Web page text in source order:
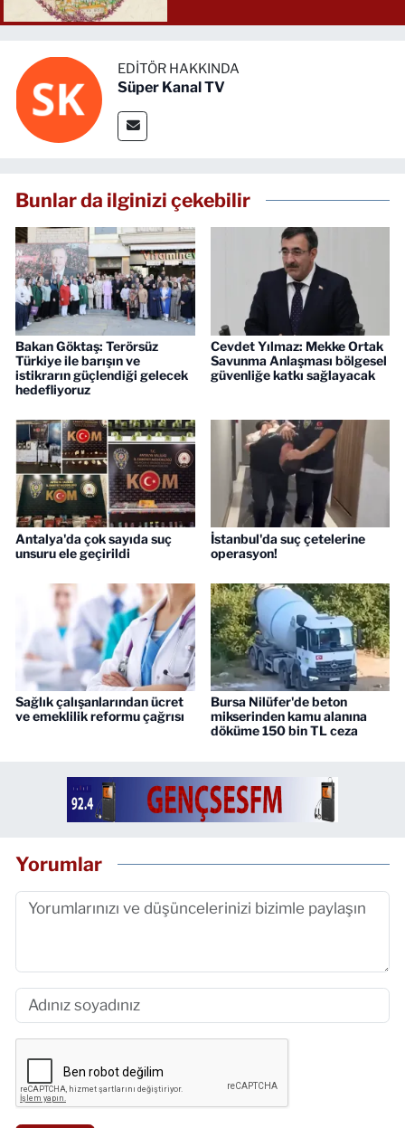
EDITÖR HAKKINDA
Süper Kanal TV
Bunlar da ilginizi çekebilir
Bakan Göktaş: Terörsüz
Türkiye ile barışın ve
istikrarın güçlendiği gelecek
hedefliyoruz
Cevdet Yılmaz: Mekke Ortak
Savunma Anlaşması bölgesel
güvenliğe katkı sağlayacak
Antalya'da çok sayıda suç
unsuru ele geçirildi
İstanbul'da suç çetelerine
operasyon!
Sağlık çalışanlarından ücret
ve emeklilik reformu çağrısı
Bursa Nilüfer'de beton
mikserinden kamu alanına
döküme 150 bin TL ceza
Yorumlar